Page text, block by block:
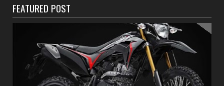
Jaga Kehormatan Simbol Negara, Walikota:
Jangan Pasang Bende...
August 07, 2026
DAERAH
Bersama Forkopimda, Walikota – Wawali
Bagikan 5.000 Bendera ...
FEATURED POST